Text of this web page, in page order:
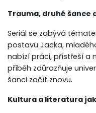
Trauma, druhé šance
Seriál se zabývá
postavu Jacka,
nabízí práci, přístřeší a
příběh zdůrazňuje
šanci začít znovu.
Kultura a literatura